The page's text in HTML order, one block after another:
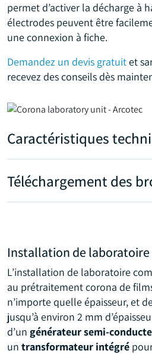
permet d’activer la décharge à
électrodes peuvent être
une connexion à fiche.
Demandez un devis gratuitet
recevez des conseils dès
Caractéristiques
Téléchargement des
Installation de laboratoire
L’installation de laboratoire
au prétraitement corona de
n’importe quelle épaisseur, et
jusqu’à environ 2 mm
d’un générateur semi-
un transformateur intégré